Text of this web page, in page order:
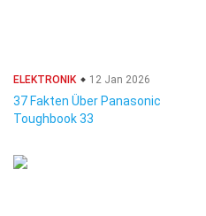
ELEKTRONIK 12 Jan 2026
37 Fakten Über Panasonic
Toughbook 33